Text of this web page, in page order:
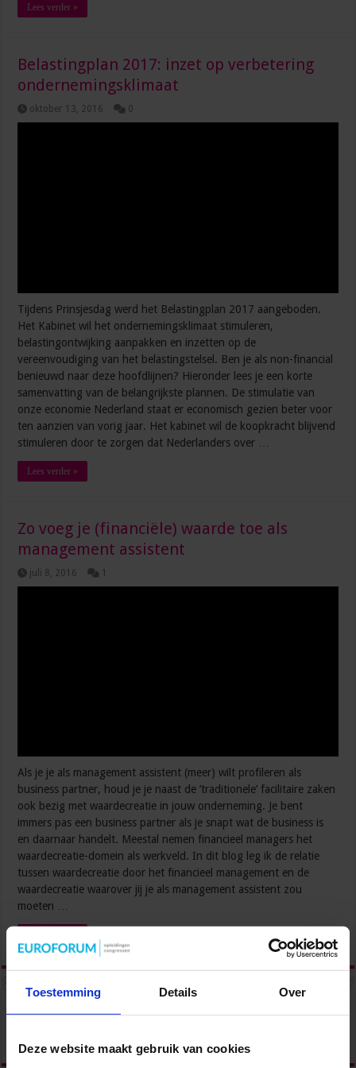
Toestemming Details Over
Deze website maakt gebruik van cookies
Lees verder »
Belastingplan 2017: inzet op verbetering
ondernemingsklimaat
oktober 13, 2016 0
Tijdens Prinsjesdag werd het Belastingplan 2017 aangeboden.
Het Kabinet wil het ondernemingsklimaat stimuleren,
belastingontwijking aanpakken en inzetten op de
vereenvoudiging van het belastingstelsel. Ben je als non-financial
benieuwd naar deze hoofdlijnen? Hieronder lees je een korte
samenvatting van de belangrijkste plannen. De stimulatie van
onze economie Nederland staat er economisch gezien beter voor
ten aanzien van vorig jaar. Het kabinet wil de koopkracht blijvend
stimuleren door te zorgen dat Nederlanders over …
Lees verder »
Zo voeg je (financiële) waarde toe als
management assistent
juli 8, 2016 1
Als je je als management assistent (meer) wilt profileren als
business partner, houd je je naast de ’traditionele’ facilitaire zaken
ook bezig met waardecreatie in jouw onderneming. Je bent
immers pas een business partner als je snapt wat de business is
en daarnaar handelt. Meestal nemen financieel managers het
waardecreatie-domein als werkveld. In dit blog leg ik de relatie
tussen waardecreatie door het financieel management en de
waardecreatie waarover jij je als management assistent zou
moeten …